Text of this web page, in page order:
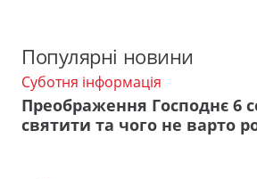
Популярні новини
Суботня інформація
Преображення Господнє 6
святити та чого не варто